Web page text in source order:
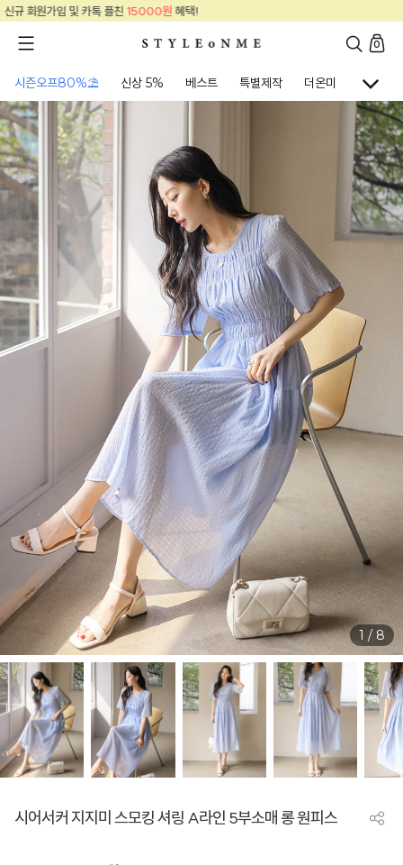
신규 회원가입 및 카톡 플친
0
시즌오프80%⛱ 신상 5% 베스트 특별제작 더온미 골프웨어
1 / 8
시어서커 지지미 스모킹 셔링 A라인 5부소매 롱 원피스